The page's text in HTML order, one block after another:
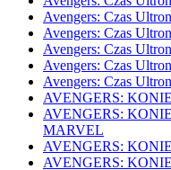
Avengers: Czas
Avengers: Czas
Avengers: Czas
Avengers: Czas
Avengers: Czas
AVENGERS:
AVENGERS:
MARVEL
AVENGERS:
AVENGERS: